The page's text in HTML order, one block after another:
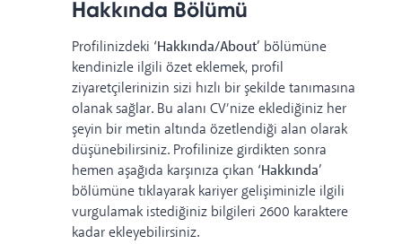
Hakkında Bölümü
Profilinizdeki ‘Hakkında/About’ bölümüne
kendinizle ilgili özet eklemek, profil
ziyaretçilerinizin sizi hızlı bir şekilde tanımasına
olanak sağlar. Bu alanı CV’nize eklediğiniz her
şeyin bir metin altında özetlendiği alan olarak
düşünebilirsiniz. Profilinize girdikten sonra
hemen aşağıda karşınıza çıkan ‘Hakkında’
bölümüne tıklayarak kariyer gelişiminizle ilgili
vurgulamak istediğiniz bilgileri 2600 karaktere
kadar ekleyebilirsiniz.